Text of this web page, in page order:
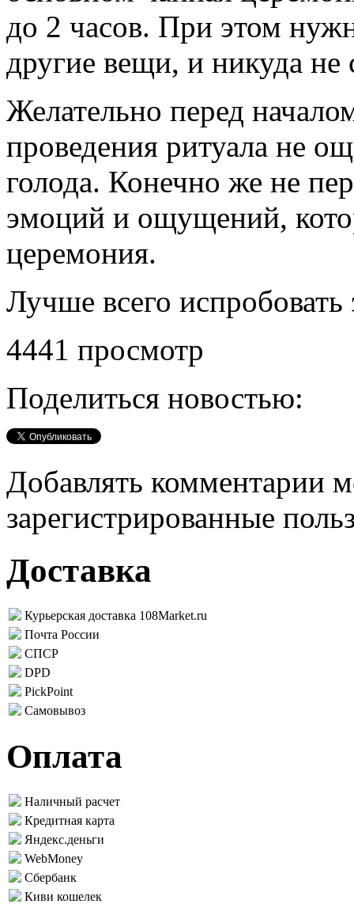
до 2 часов. При этом
другие вещи, и никуда не
Желательно перед
проведения ритуала не
голода. Конечно же не
эмоций и ощущений,
церемония.
Лучше всего испробовать
4441 просмотр
Поделиться новостью:
Добавлять комментарии
зарегистрированные
Доставка
Курьерская доставка 108Market.ru
Почта России
СПСР
DPD
PickPoint
Самовывоз
Оплата
Наличный расчет
Кредитная карта
Яндекс.деньги
WebMoney
Сбербанк
Киви кошелек